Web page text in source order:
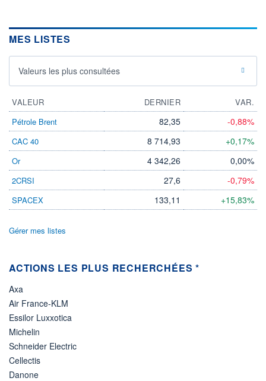
0,0307
+ HAUT
0,0308
+ BAS
0,0302
1 744 0,00%
VALORISATION
LIMITE À LA
HAUSSE
0,0000
ESTIMÉ 2026
-
2026
-
DERNIER
ÉLIGIBILITÉ
Non éligible
MES LISTES
Valeurs les plus consultées
VALEUR DERNIER
VAR.
Pétrole Brent
82,35 -0,88%
CAC 40 8 714,93 +0,17%
Or 4 342,26 0,00%
2CRSI 27,6 -0,79%
SPACEX 133,11 +15,83%
Gérer mes listes
ACTIONS LES PLUS RECHERCHÉES *
Axa
Air France-KLM
Essilor Luxxotica
Michelin
Schneider Electric
Cellectis
Danone